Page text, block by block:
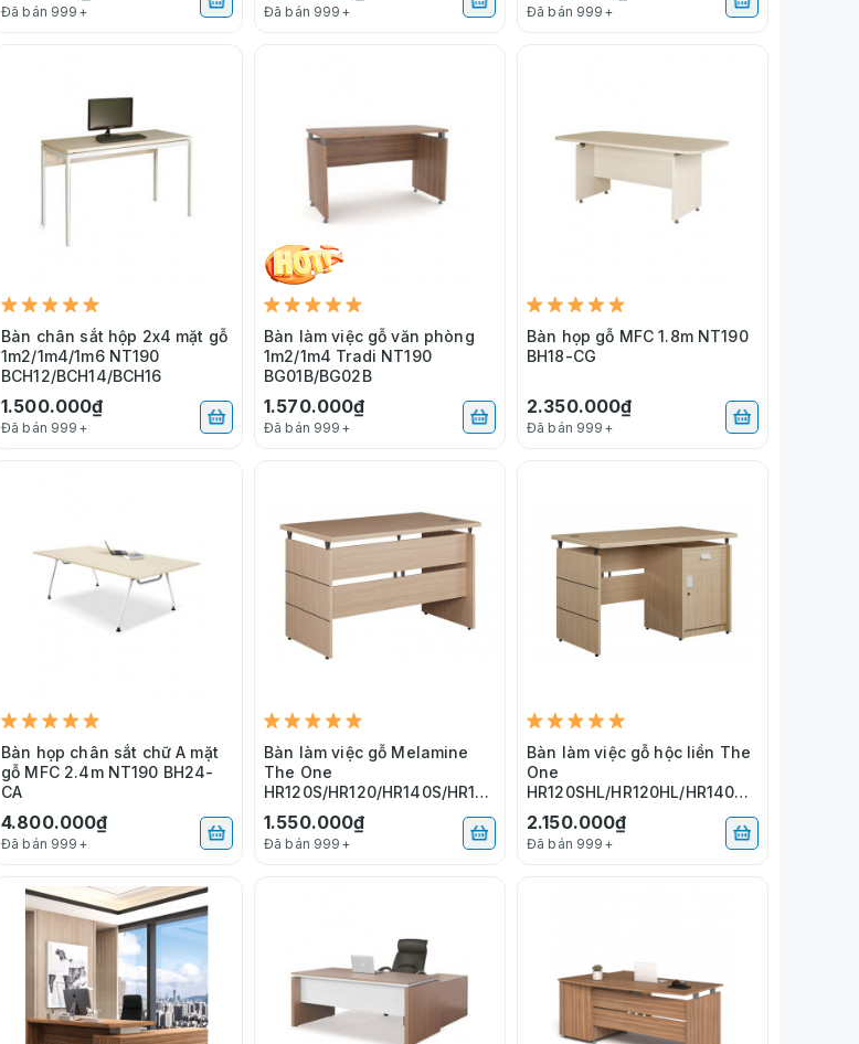
Đã bán 999+ Đã bán 999+ Đã bán 999+
Bàn chân sắt hộp 2x4 mặt gỗ
1m2/1m4/1m6 NT190
BCH12/BCH14/BCH16
1.500.000₫
Đã bán 999+
Bàn làm việc gỗ văn phòng
1m2/1m4 Tradi NT190
BG01B/BG02B
1.570.000₫
Đã bán 999+
Bàn họp gỗ MFC 1.8m NT190
BH18-CG
2.350.000₫
Đã bán 999+
Bàn họp chân sắt chữ A mặt
gỗ MFC 2.4m NT190 BH24-
CA
4.800.000₫
Đã bán 999+
Bàn làm việc gỗ Melamine
The One
HR120S/HR120/HR140S/HR14
0/HR160
1.550.000₫
Đã bán 999+
Bàn làm việc gỗ hộc liền The
One
HR120SHL/HR120HL/HR140HL
/HR140SHL
2.150.000₫
Đã bán 999+